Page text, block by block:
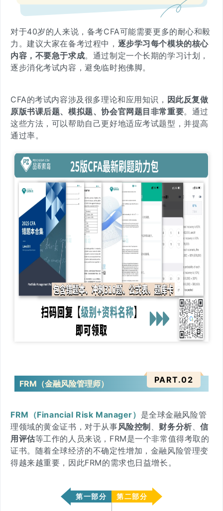
对于40岁的人来说，备考CFA可能需要更多的耐心和毅
力。建议大家在备考过程中， 逐步学习每个模块的核心
内容，不要急于求成。通过制定一个长期的学习计划，
逐步消化考试内容，避免临时抱佛脚。
CFA的考试内容涉及很多理论和应用知识， 因此反复做
原版书课后题、模拟题、协会官网题目非常重要。通过
这些方法，可以帮助自己更好地适应考试题型，并提高
通过率。
FRM（金融风险管理师） PART.02
FRM（Financial Risk Manager） 是全球金融风险管
理领域的黄金证书，对于从事风险控制 、 财务分析、信
用评估等工作的人员来说，FRM是一个非常值得考取的
证书。随着全球经济的不确定性增加，金融风险管理变
得越来越重要，因此FRM的需求也日益增长。
第一部分 第二部分